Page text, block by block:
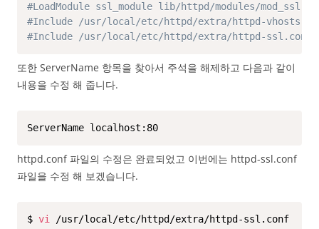
#LoadModule ssl_module lib/httpd/modules/mod_ssl.so
#Include /usr/local/etc/httpd/extra/httpd-
#Include /usr/local/etc/httpd/extra/httpd-ssl.conf
또한 ServerName 항목을 찾아서 주석을 해제하고 다음과 같이
내용을 수정 해 줍니다.
ServerName localhost:80
httpd.conf 파일의 수정은 완료되었고 이번에는 httpd-ssl.conf
파일을 수정 해 보겠습니다.
$ vi /usr/local/etc/httpd/extra/httpd-ssl.conf